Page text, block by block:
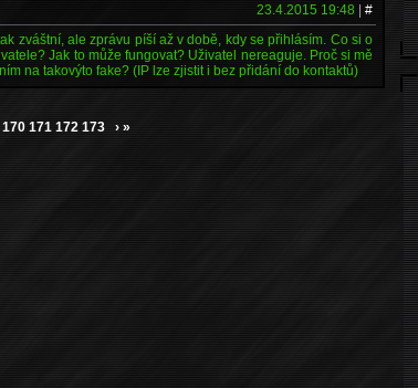
23.4.2015 19:48 |#
zváštní, ale zprávu píší až v době, kdy se přihlásím. Co si o
Jak to může fungovat? Uživatel nereaguje. Proč si mě
na takovýto fake? (IP lze zjistit i bez přidání do kontaktů)
170 171 172 173 › »